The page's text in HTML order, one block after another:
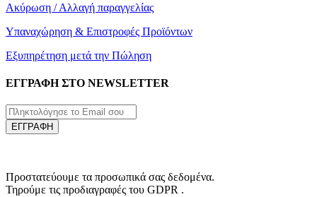
Ακύρωση / Αλλαγή παραγγελίας
Υπαναχώρηση & Επιστροφές Προϊόντων
Εξυπηρέτηση μετά την Πώληση
ΕΓΓΡΑΦΗ ΣΤΟ NEWSLETTER
ΕΓΓΡΑΦΗ
Προστατεύουμε τα προσωπικά σας δεδομένα.
Τηρούμε τις προδιαγραφές του GDPR .